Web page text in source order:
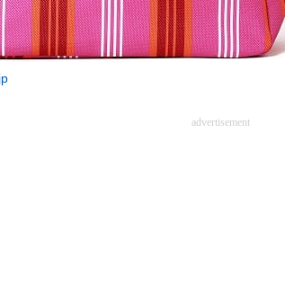
advertisement